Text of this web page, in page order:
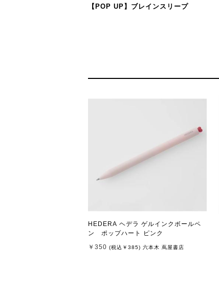
【POP UP】ブレインスリープ
HEDERA ヘデラ ゲルインクボールペ
ン ポップハート ピンク
￥350 (税込 ￥385) 六本木 蔦屋書店